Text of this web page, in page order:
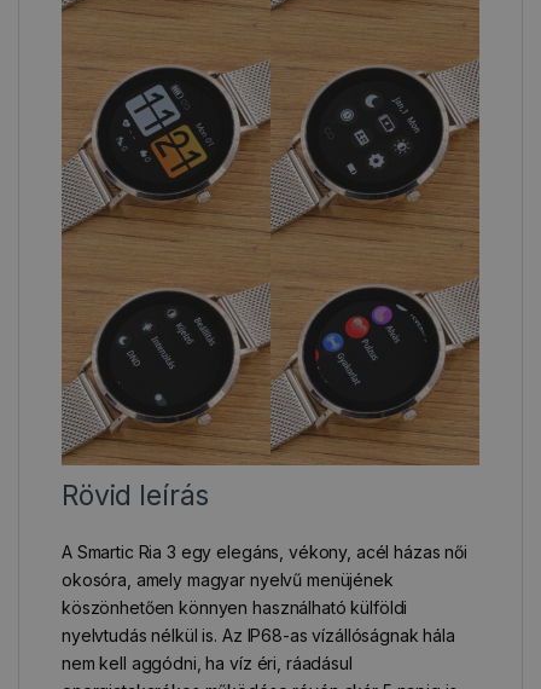
Rövid leírás
A Smartic Ria 3 egy elegáns, vékony, acél házas női
okosóra, amely magyar nyelvű menüjének
köszönhetően könnyen használható külföldi
nyelvtudás nélkül is. Az IP68-as vízállóságnak hála
nem kell aggódni, ha víz éri, ráadásul